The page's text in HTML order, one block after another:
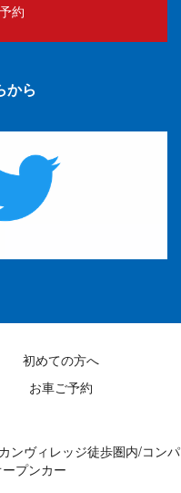
約
から
初めての方へ
お車ご予約
ンヴィレッジ徒歩圏内/コンパ
プンカー